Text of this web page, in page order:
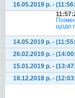
16.05.2019 р. -
щодо
14.05.2019 р. -
26.02.2019 р. -
15.01.2019 р. -
18.12.2018 р. -